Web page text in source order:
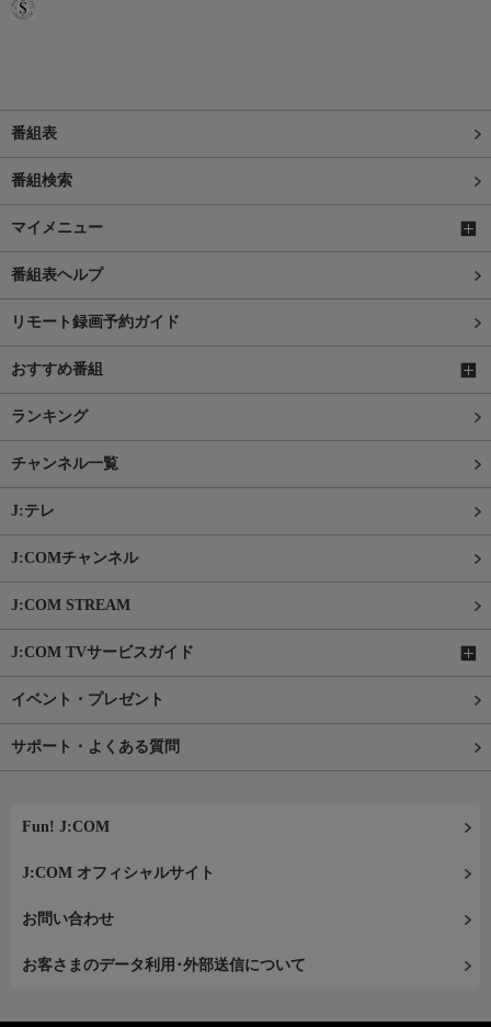
番組表
番組検索
マイメニュー
番組表ヘルプ
リモート録画予約ガイド
おすすめ番組
ランキング
チャンネル一覧
J:テレ
J:COMチャンネル
J:COM STREAM
J:COM TVサービスガイド
イベント・プレゼント
サポート・よくある質問
Fun! J:COM
J:COM オフィシャルサイト
お問い合わせ
お客さまのデータ利用･外部送信について